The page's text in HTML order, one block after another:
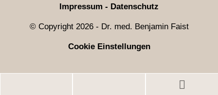
Impressum - Datenschutz
© Copyright 2026- Dr. med. Benjamin Faist
Cookie Einstellungen